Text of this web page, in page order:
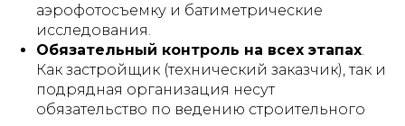
аэрофотосъемку и батиметрические
исследования.
Обязательный контроль на всех этапах
Как застройщик (технический заказчик), так и
подрядная организация несут
обязательство по ведению строительного